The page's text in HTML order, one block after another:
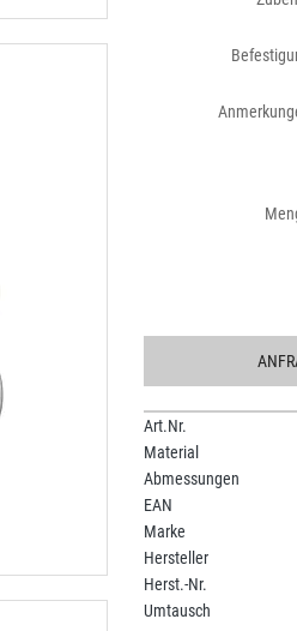
Art.Nr.
Material
Abmessungen
EAN
Marke
Hersteller
Herst.-Nr.
Umtausch